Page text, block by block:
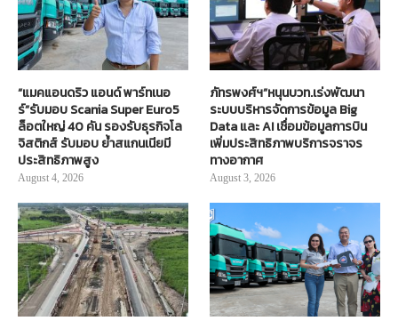
“แมคแอนดริว แอนด์ พาร์ทเนอ
ร์”รับมอบ Scania Super Euro5
ล็อตใหญ่ 40 คัน รองรับธุรกิจโล
จิสติกส์ รับมอบ ย้ำสแกนเนียมี
ประสิทธิภาพสูง
August 4, 2026
ภัทรพงศ์ฯ”หนุนบวท.เร่งพัฒนา
ระบบบริหารจัดการข้อมูล Big
Data และ AI เชื่อมข้อมูลการบิน
เพิ่มประสิทธิภาพบริการจราจร
ทางอากาศ
August 3, 2026